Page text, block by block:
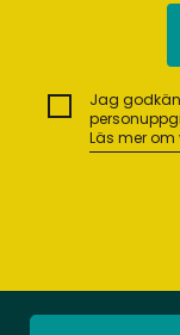
Jag
Läs mer